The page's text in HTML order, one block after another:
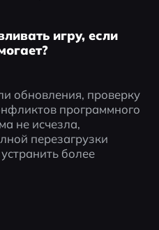
игру, если
обновления, проверку
программного
не исчезла,
перезагрузки
более